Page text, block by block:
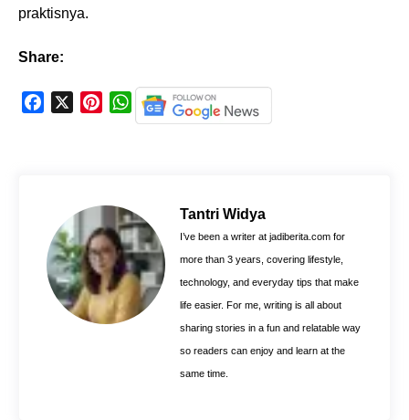
praktisnya.
Share:
k
e
s
t
W
h
A
p
p
Tantri Widya
I’ve been a writer at jadiberita.com for
more than 3 years, covering lifestyle,
technology, and everyday tips that make
life easier. For me, writing is all about
sharing stories in a fun and relatable way
so readers can enjoy and learn at the
same time.